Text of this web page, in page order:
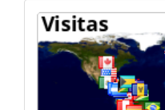
Mapa